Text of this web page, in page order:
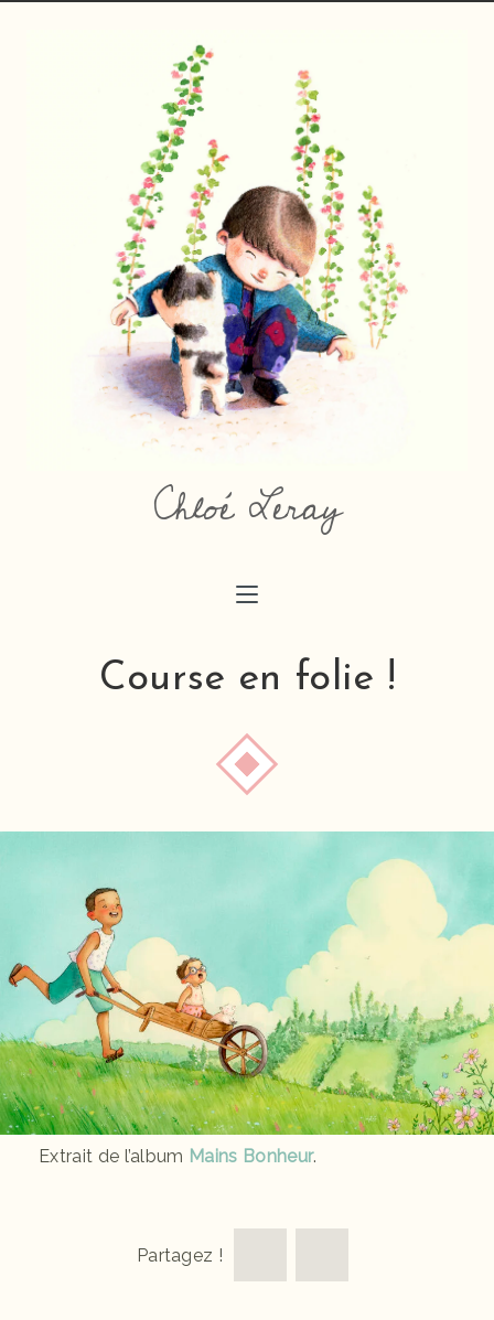
Chloé Leray
Course en folie !
Extrait de l’album Mains Bonheur.
Partagez !